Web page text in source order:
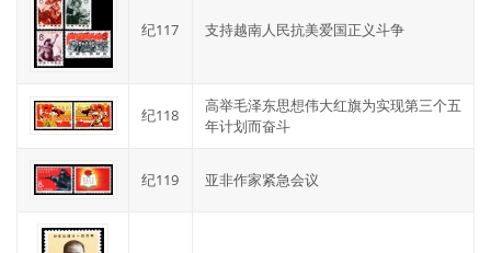
纪117 支持越南人民抗美爱国正义斗争
纪118
高举毛泽东思想伟大红旗为实现第三个五
年计划而奋斗
纪119 亚非作家紧急会议